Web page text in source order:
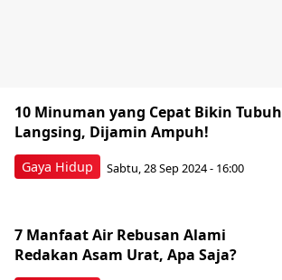
Gaya Hidup
10 Minuman yang Cepat Bikin Tubuh
Langsing, Dijamin Ampuh!
Sabtu, 28 Sep 2024 - 16:00
7 Manfaat Air Rebusan Alami
Redakan Asam Urat, Apa Saja?